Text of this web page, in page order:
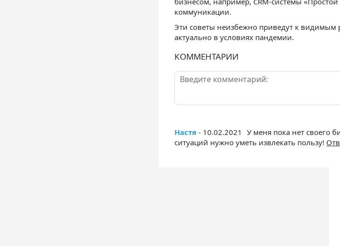
коммуникации.
Эти советы неизбежно приведут к видимым
актуально в условиях пандемии.
КОММЕНТАРИИ
Настя - 10.02.2021
У меня пока нет своего
ситуаций нужно уметь извлекать пользу!